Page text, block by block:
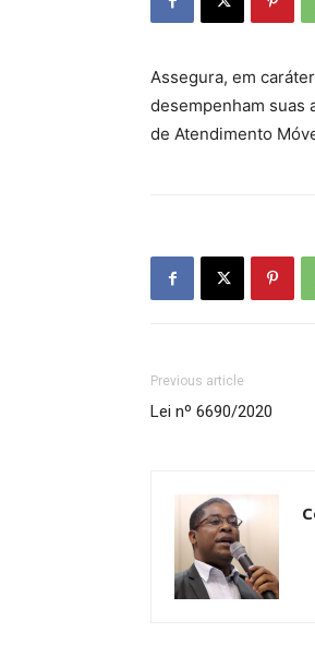
Assegura, em
desempenham suas
de Atendimento
Previous article
Lei nº 6690/2020